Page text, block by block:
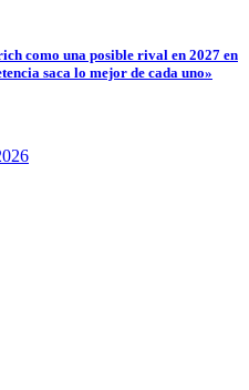
como una posible rival en 2027 en
saca lo mejor de cada uno»